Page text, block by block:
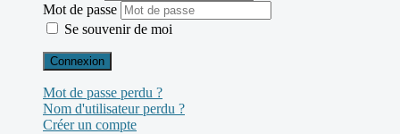
Mot de passe
Se souvenir de moi
Connexion
Mot de passe perdu ?
Nom d'utilisateur perdu ?
Créer un compte